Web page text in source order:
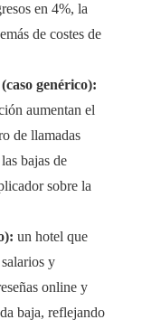
en 4%, la
de costes de
genérico):
aumentan el
de llamadas
bajas de
sobre la
un hotel que
y
online y
baja, reflejando